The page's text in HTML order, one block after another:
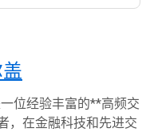
位经验丰富的**高频交
，在金融科技和先进交